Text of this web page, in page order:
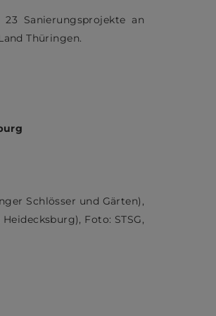
Sanierungsprojekte an
Thüringen.
Schlösser und Gärten),
Foto: STSG,